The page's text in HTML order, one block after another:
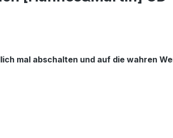
mal abschalten und auf die wahren